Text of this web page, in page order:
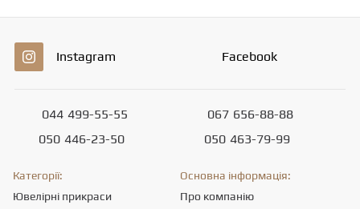
Instagram Facebook
044 499-55-55
050 446-23-50
067 656-88-88
050 463-79-99
Категорії:
Ювелірні прикраси
Основна інформація:
Про компанію